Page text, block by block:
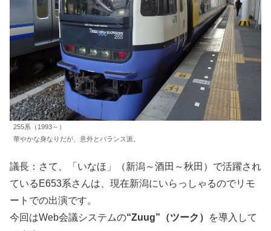
255系（1993～）
華やかな身なりだが、意外とバランス派。
議長：さて、「いなほ」（新潟～酒田～秋田）で活躍され
ているE653系さんは、現在新潟にいらっしゃるのでリモ
ートでの出演です。
今回はWeb会議システムの“Zuug”（ツーク）
を導入して